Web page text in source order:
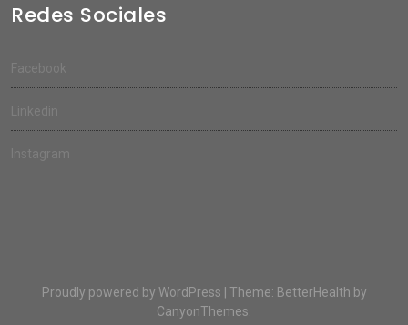
Redes Sociales
Facebook
Linkedin
Instagram
Proudly powered by WordPress Theme: BetterHealth by
CanyonThemes.